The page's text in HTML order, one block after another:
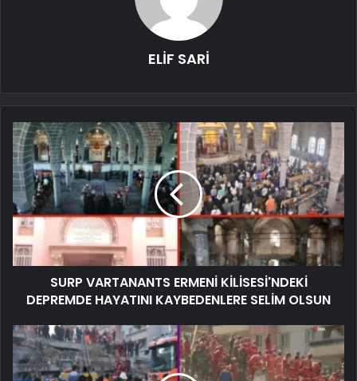
ELİF SARİ
SURP VARTANANTS ERMENİ KİLİSESİ'NDEKİ
DEPREMDE HAYATINI KAYBEDENLERE SELİM OLSUN